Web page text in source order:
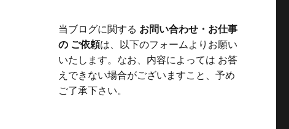
当ブログに関する お問い合わせ・お仕事
の ご依頼は、以下のフォームよりお願い
いたします。なお、内容によっては お答
えできない場合がございますこと、予め
ご了承下さい。